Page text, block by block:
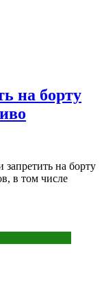
на борту
на борту
в том числе